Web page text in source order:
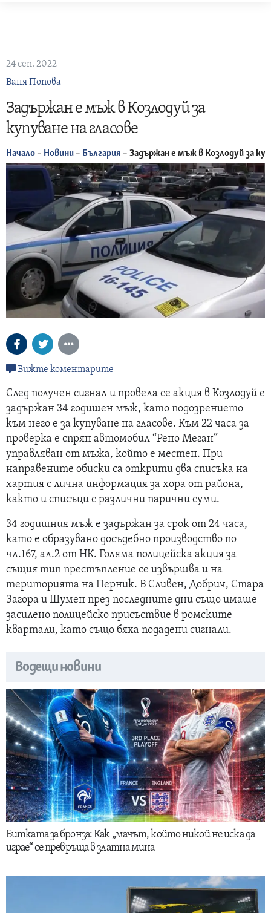
24 сеп. 2022
Ваня Попова
Задържан е мъж в Козлодуй за
купуване на гласове
Начало – Новини – България – Задържан е мъж в Козлодуй за
Вижте коментарите
След получен сигнал и провела се акция в Козлодуй е
задържан 34 годишен мъж, като подозрението
към него е за купуване на гласове. Към 22 часа за
проверка е спрян автомобил “Рено Меган”
управляван от мъжа, който е местен. При
направените обиски са открити два списъка на
хартия с лична информация за хора от района,
както и списъци с различни парични суми.
34 годишния мъж е задържан за срок от 24 часа,
като е образувано досъдебно производство по
чл.167, ал.2 от НК. Голяма полицейска акция за
същия тип престъпление се извършва и на
територията на Перник. В Сливен, Добрич, Стара
Загора и Шумен през последните дни също имаше
засилено полицейско присъствие в ромските
квартали, като също бяха подадени сигнали.
Водещи новини
Битката за бронза: Как „мачът, който никой не иска да
играе“ се превръща в златна мина